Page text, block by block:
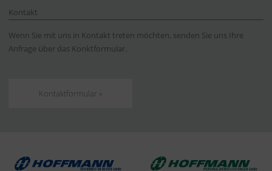
Kontakt
Wenn Sie mit uns in Kontakt treten möchten, senden Sie uns Ihre
Anfrage über das Konktformular.
Kontaktformular »